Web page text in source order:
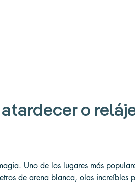
o
Uno de los lugares más
de arena blanca, olas increíbles